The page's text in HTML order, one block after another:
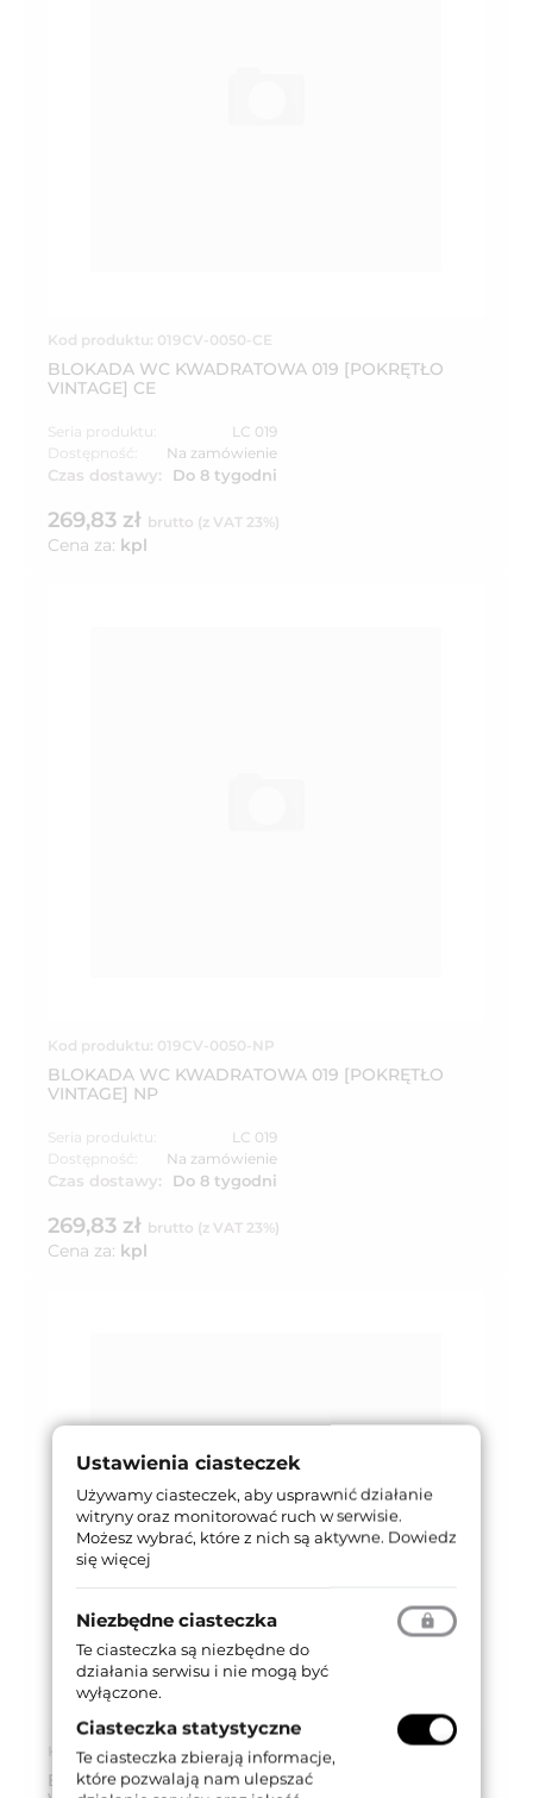
Kod produktu: 019CV-0050-CE
BLOKADA WC KWADRATOWA 019 [POKRĘTŁO
VINTAGE] CE
Seria produktu:
LC 019
Dostępność:
Na zamówienie
Czas dostawy: Do 8 tygodni
269,83 zł brutto (z VAT 23%)
Cena za: kpl
Kod produktu: 019CV-0050-NP
BLOKADA WC KWADRATOWA 019 [POKRĘTŁO
VINTAGE] NP
Seria produktu:
LC 019
Dostępność:
Na zamówienie
Czas dostawy: Do 8 tygodni
269,83 zł brutto (z VAT 23%)
Cena za: kpl
Kod produktu: 019CV-0050-OZ
BLOKADA WC KWADRATOWA 019 [POKRĘTŁO
Ustawienia ciasteczek
Używamy ciasteczek, aby usprawnić działanie
witryny oraz monitorować ruch w serwisie.
Możesz wybrać, które z nich są aktywne. Dowiedz
się więcej
Niezbędne ciasteczka
Te ciasteczka są niezbędne do
działania serwisu i nie mogą być
wyłączone.
Ciasteczka statystyczne
Te ciasteczka zbierają informacje,
które pozwalają nam ulepszać